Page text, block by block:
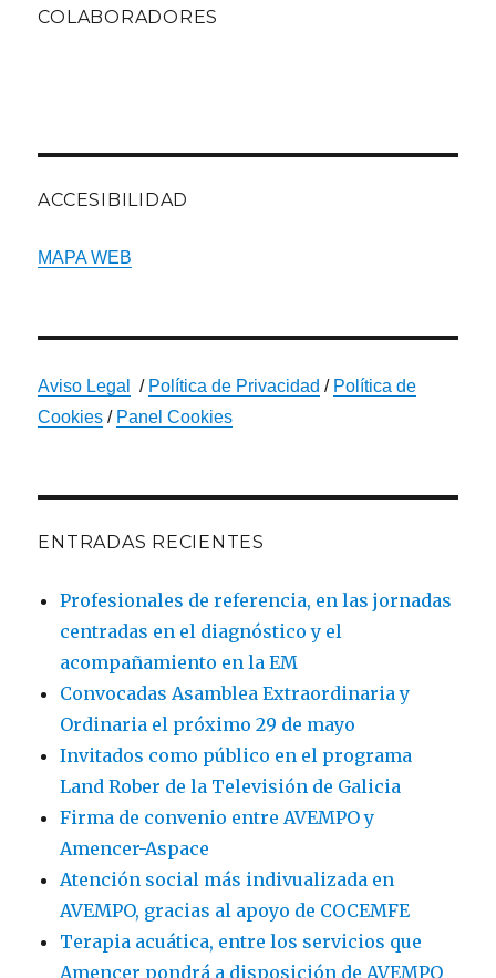
COLABORADORES
ACCESIBILIDAD
MAPA WEB
Aviso Legal / Política de Privacidad / Política de
Cookies / Panel Cookies
ENTRADAS RECIENTES
Profesionales de referencia, en las jornadas
centradas en el diagnóstico y el
acompañamiento en la EM
Convocadas Asamblea Extraordinaria y
Ordinaria el próximo 29 de mayo
Invitados como público en el programa
Land Rober de la Televisión de Galicia
Firma de convenio entre AVEMPO y
Amencer-Aspace
Atención social más indivualizada en
AVEMPO, gracias al apoyo de COCEMFE
Terapia acuática, entre los servicios que
Amencer pondrá a disposición de AVEMPO